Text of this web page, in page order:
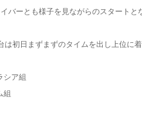
バーとも様子を見ながらのスタートと
は初日まずまずのタイムを出し上位に着
ア組
組